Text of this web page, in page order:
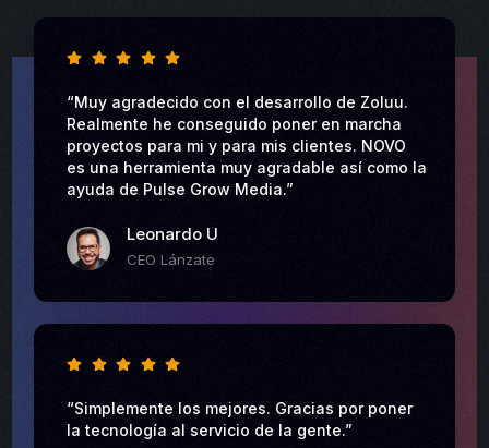
“Muy agradecido con el desarrollo de Zoluu.
Realmente he conseguido poner en marcha
proyectos para mi y para mis clientes. NOVO
es una herramienta muy agradable así como la
ayuda de Pulse Grow Media.”
Leonardo U
CEO Lánzate
“Simplemente los mejores. Gracias por poner
la tecnología al servicio de la gente.”